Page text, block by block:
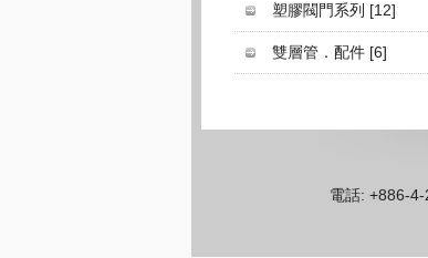
塑膠閥門系列 [12]
雙層管．配件 [6]
電話: